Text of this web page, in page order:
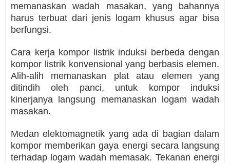
memanaskan wadah masakan, yang bahannya
harus terbuat dari jenis logam khusus agar bisa
berfungsi.
Cara kerja kompor listrik induksi berbeda dengan
kompor listrik konvensional yang berbasis elemen.
Alih-alih memanaskan plat atau elemen yang
ditindih oleh panci, untuk kompor induksi
kinerjanya langsung memanaskan logam wadah
masakan.
Medan elektomagnetik yang ada di bagian dalam
kompor memberikan gaya energi secara langsung
terhadap logam wadah memasak. Tekanan energi